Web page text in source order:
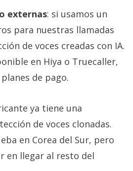
externas: si usamos un
para nuestras llamadas
de voces creadas con IA.
en Hiya o Truecaller,
de pago.
ya tiene una
de voces clonadas.
en Corea del Sur, pero
en llegar al resto del